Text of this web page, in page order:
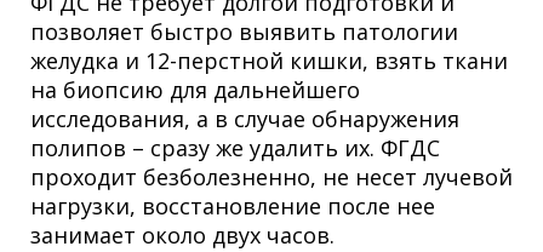
позволяет быстро выявить патологии
желудка и 12-перстной кишки, взять ткани
на биопсию для дальнейшего
исследования, а в случае обнаружения
полипов – сразу же удалить их. ФГДС
проходит безболезненно, не несет лучевой
нагрузки, восстановление после нее
занимает около двух часов.